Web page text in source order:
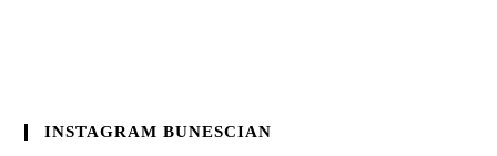
INSTAGRAM BUNESCIAN